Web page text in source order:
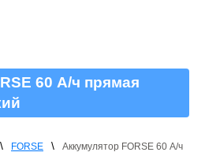
60 А/ч прямая
\ FORSE \
Аккумулятор FORSE 60 А/ч